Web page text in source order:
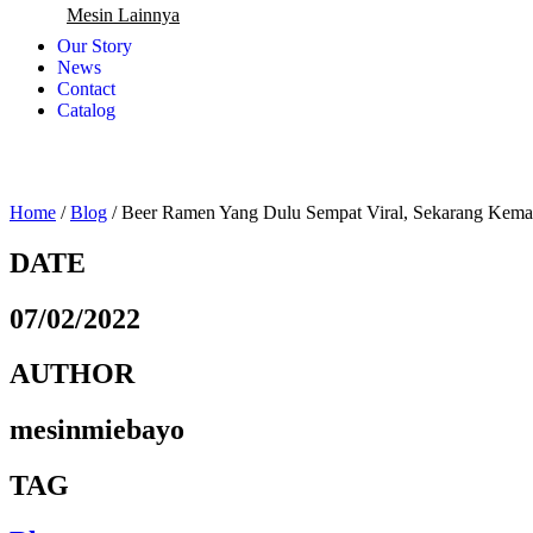
Mesin Lainnya
Our Story
News
Contact
Catalog
Home /Blog /Beer Ramen Yang Dulu Sempat Viral, Sekarang
DATE
07/02/2022
AUTHOR
mesinmiebayo
TAG